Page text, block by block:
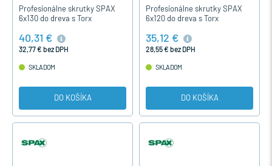
Profesionálne skrutky SPAX
6x130 do dreva s Torx
čiastočným závitom, bez
nutnosti predvŕtania,
40,31 €
32,77 € bez DPH
SKLADOM
DO KOŠÍKA
Profesionálne skrutky SPAX
6x120 do dreva s Torx
čiastočným závitom, bez
nutnosti predvŕtania,
35,12 €
28,55 € bez DPH
SKLADOM
DO KOŠÍKA